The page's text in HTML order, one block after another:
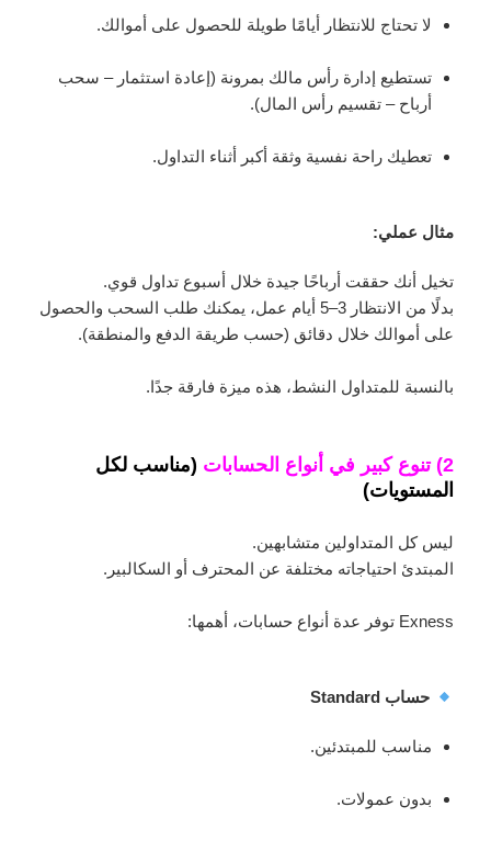
لا تحتاج للانتظار أيامًا طويلة للحصول على أموالك.
تستطيع إدارة رأس مالك بمرونة (إعادة استثمار – سحب
أرباح – تقسيم رأس المال).
تعطيك راحة نفسية وثقة أكبر أثناء التداول.
مثال عملي:
تخيل أنك حققت أرباحًا جيدة خلال أسبوع تداول قوي.
بدلًا من الانتظار 3–5 أيام عمل، يمكنك طلب السحب والحصول
على أموالك خلال دقائق (حسب طريقة الدفع والمنطقة).
بالنسبة للمتداول النشط، هذه ميزة فارقة جدًا.
2) تنوع كبير في أنواع الحسابات
(مناسب لكل
المستويات)
ليس كل المتداولين متشابهين.
المبتدئ احتياجاته مختلفة عن المحترف أو السكالبير.
Exness توفر عدة أنواع حسابات، أهمها:
حساب Standard
مناسب للمبتدئين.
بدون عمولات.